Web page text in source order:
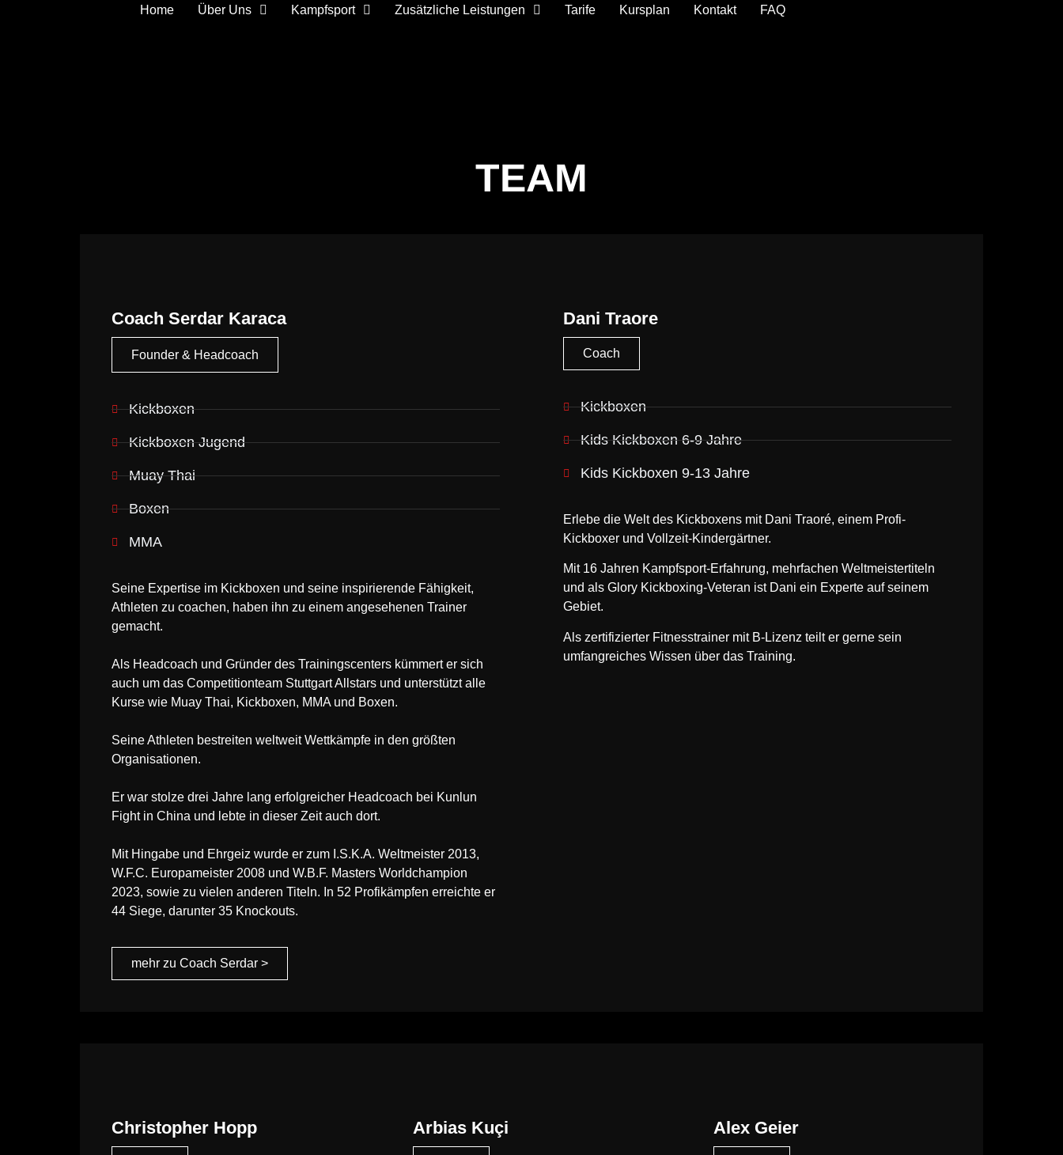
Home Über Uns Kampfsport Zusätzliche Leistungen Tarife Kursplan Kontakt FAQ
TEAM
Coach Serdar Karaca
Founder & Headcoach
Kickboxen
Kickboxen Jugend
Muay Thai
Boxen
MMA
Seine Expertise im Kickboxen und seine inspirierende Fähigkeit,
Athleten zu coachen, haben ihn zu einem angesehenen Trainer
gemacht.
Als Headcoach und Gründer des Trainingscenters kümmert er sich
auch um das Competitionteam Stuttgart Allstars und unterstützt alle
Kurse wie Muay Thai, Kickboxen, MMA und Boxen.
Seine Athleten bestreiten weltweit Wettkämpfe in den größten
Organisationen.
Er war stolze drei Jahre lang erfolgreicher Headcoach bei Kunlun
Fight in China und lebte in dieser Zeit auch dort.
Mit Hingabe und Ehrgeiz wurde er zum I.S.K.A. Weltmeister 2013,
W.F.C. Europameister 2008 und W.B.F. Masters Worldchampion
2023, sowie zu vielen anderen Titeln. In 52 Profikämpfen erreichte er
44 Siege, darunter 35 Knockouts.
mehr zu Coach Serdar >
Dani Traore
Coach
Kickboxen
Kids Kickboxen 6-9 Jahre
Kids Kickboxen 9-13 Jahre
Erlebe die Welt des Kickboxens mit Dani Traoré, einem Profi-
Kickboxer und Vollzeit-Kindergärtner.
Mit 16 Jahren Kampfsport-Erfahrung, mehrfachen Weltmeistertiteln
und als Glory Kickboxing-Veteran ist Dani ein Experte auf seinem
Gebiet.
Als zertifizierter Fitnesstrainer mit B-Lizenz teilt er gerne sein
umfangreiches Wissen über das Training.
Christopher Hopp Arbias Kuçi Alex Geier